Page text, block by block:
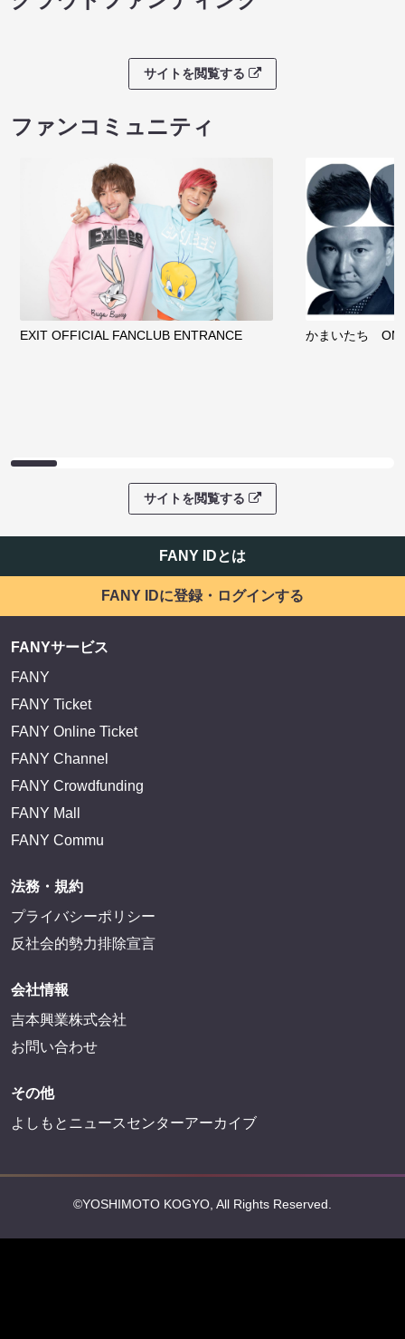
サイトを閲覧する
ファンコミュニティ
EXIT OFFICIAL FANCLUB ENTRANCE かまいたち
サイトを閲覧する
FANY IDとは
FANY IDに登録・ログインする
FANYサービス
FANY
FANY Ticket
FANY Online Ticket
FANY Channel
FANY Crowdfunding
FANY Mall
FANY Commu
法務・規約
プライバシーポリシー
反社会的勢力排除宣言
会社情報
吉本興業株式会社
お問い合わせ
その他
よしもとニュースセンターアーカイブ
©YOSHIMOTO KOGYO, All Rights Reserved.